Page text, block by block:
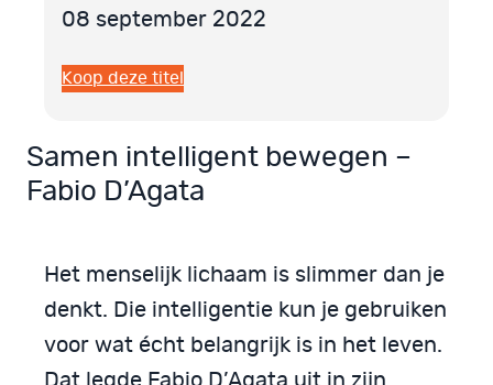
08 september 2022
Koop deze titel
Samen intelligent bewegen –
Fabio D’Agata
Het menselijk lichaam is slimmer dan je
denkt. Die intelligentie kun je gebruiken
voor wat écht belangrijk is in het leven.